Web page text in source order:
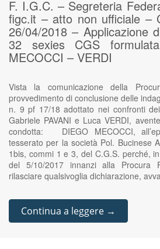
F. I.G.C. – Segreteria
figc.it – atto non ufficiale –
26/04/2018 – Applicazione
32 sexies CGS
MECOCCI – VERDI
Vista la comunicazione della
provvedimento di conclusione delle
n. 9 pf 17/18 adottato nei confronti
Gabriele PAVANI e Luca VERDI,
condotta: DIEGO MECOCCI,
tesserato per la società Pol. Bucinese
1bis, commi 1 e 3, del C.G.S. perché,
del 5/10/2017 innanzi alla Procura
rilasciare qualsivoglia dichiarazione,
Continua a leggere →